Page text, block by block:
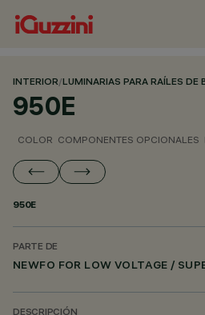
INTERIOR/LUMINARIAS PARA RAÍLES DE
950E
COLOR COMPONENTES OPCIONALES
950E
PARTE DE
NEWFO FOR LOW VOLTAGE /